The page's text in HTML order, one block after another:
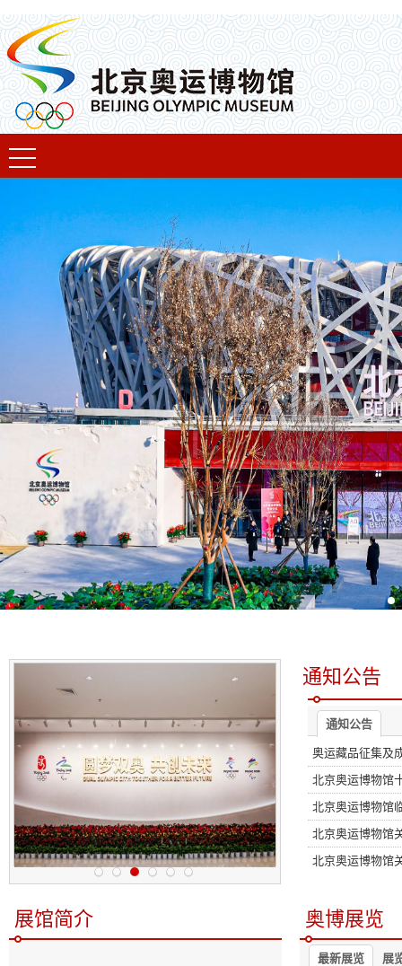
通知公告
通知公告
奥运藏品征集及
北京奥运博物馆
北京奥运博物馆
北京奥运博物馆
展馆简介 奥博展览
最新展览 展